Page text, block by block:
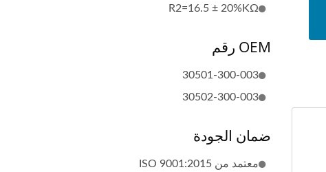
R2=16.5 ± 20%KΩ
OEM رقم
30501-300-003
30502-300-003
ضمان الجودة
معتمد من ISO 9001:2015